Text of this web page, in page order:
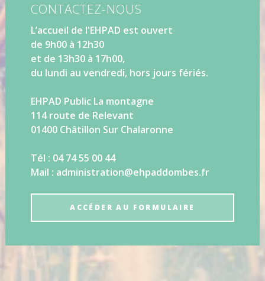
CONTACTEZ-NOUS
L’accueil de l'EHPAD est ouvert
de 9h00 à 12h30
et de 13h30 à 17h00,
du lundi au vendredi, hors jours fériés.
EHPAD Public La montagne
114 route de Relevant
01400 Châtillon Sur Chalaronne
Tél : 04 74 55 00 44
Mail : administration@ehpaddombes.fr
ACCÉDER AU FORMULAIRE